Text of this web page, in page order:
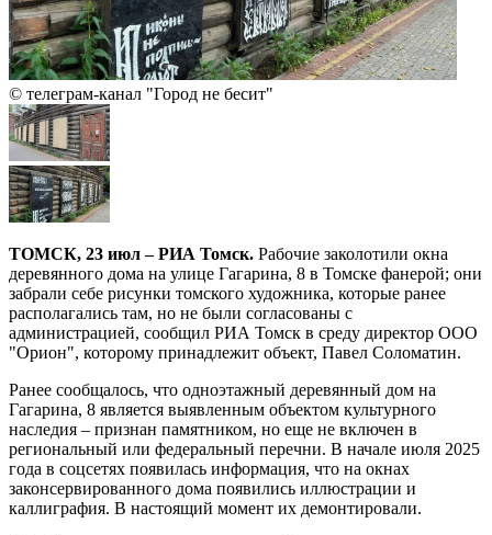
© телеграм-канал "Город не бесит"
ТОМСК, 23 июл – РИА Томск. Рабочие заколотили окна
деревянного дома на улице Гагарина, 8 в Томске фанерой; они
забрали себе рисунки томского художника, которые ранее
располагались там, но не были согласованы с
администрацией, сообщил РИА Томск в среду директор ООО
"Орион", которому принадлежит объект, Павел Соломатин.
Ранее сообщалось, что одноэтажный деревянный дом на
Гагарина, 8 является выявленным объектом культурного
наследия – признан памятником, но еще не включен в
региональный или федеральный перечни. В начале июля 2025
года в соцсетях появилась информация, что на окнах
законсервированного дома появились иллюстрации и
каллиграфия. В настоящий момент их демонтировали.